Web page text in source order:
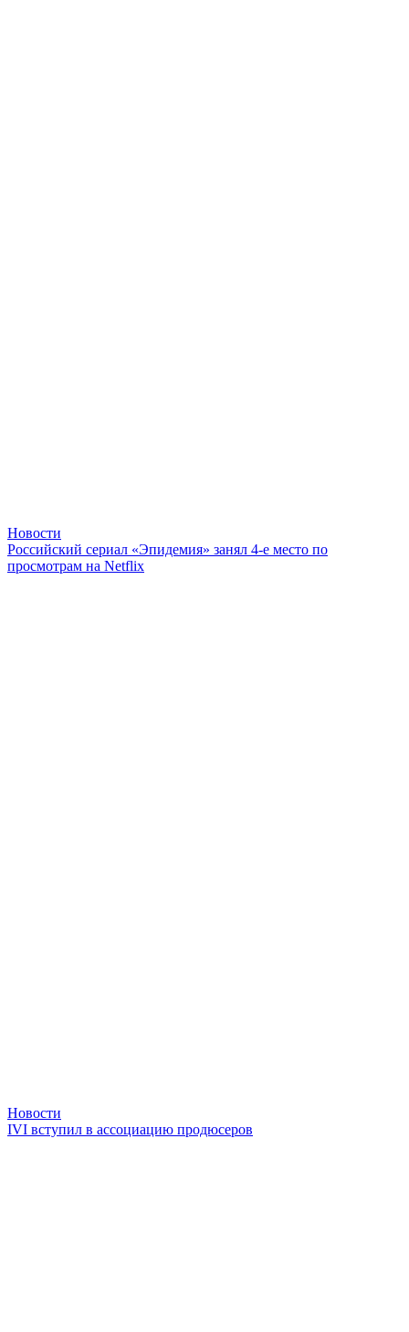
Новости
Российский сериал «Эпидемия» занял 4-е место по
просмотрам на Netflix
Новости
IVI вступил в ассоциацию продюсеров